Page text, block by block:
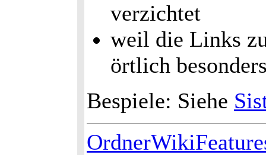
verzichtet
weil die Links
örtlich
Bespiele: Siehe